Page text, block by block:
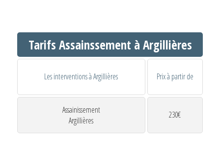
Tarifs Assainssement à Argillières
Les interventions à Argillières Prix à partir de
Assainissement
Argillières
230€